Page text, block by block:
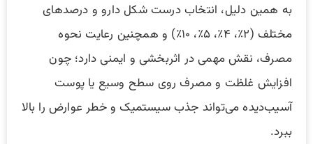
به همین دلیل، انتخاب درست شکل دارو و درصدهای
مختلف (۲٪، ۴٪، ۵٪، ۱۰٪) و همچنین رعایت نحوه
مصرف، نقش مهمی در اثربخشی و ایمنی دارد؛ چون
افزایش غلظت و مصرف روی سطح وسیع یا پوست
آسیب‌دیده می‌تواند جذب سیستمیک و خطر عوارض را بالا
ببرد.